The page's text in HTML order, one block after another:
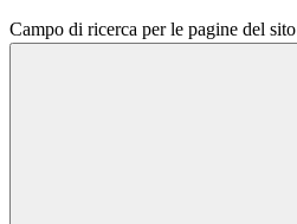
Campo di ricerca per le pagine del sito